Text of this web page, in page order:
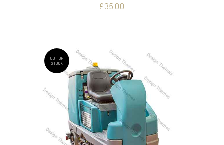
£35.00
OUT OF
STOCK